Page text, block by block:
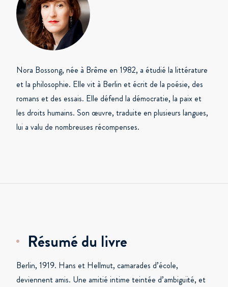
Nora Bossong, née à Brême en 1982, a étudié la littérature
et la philosophie. Elle vit à Berlin et écrit de la poésie, des
romans et des essais. Elle défend la démocratie, la paix et
les droits humains. Son œuvre, traduite en plusieurs langues,
lui a valu de nombreuses récompenses.
Résumé du livre
Berlin, 1919. Hans et Hellmut, camarades d’école,
deviennent amis. Une amitié intime teintée d’ambiguïté, et